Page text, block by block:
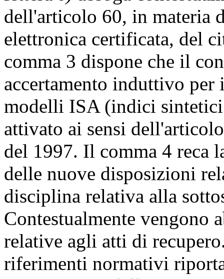
dell'articolo 60, in materia
elettronica certificata, del
comma 3 dispone che il
accertamento induttivo per
modelli ISA (indici
attivato ai sensi
del 1997. Il comma 4 reca
delle nuove disposizioni
disciplina relativa alla
Contestualmente vengono
relative agli atti di
riferimenti normativi